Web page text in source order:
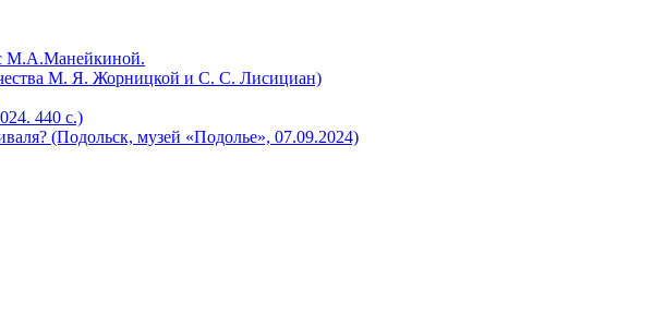
М.А.Манейкиной.
М. Я. Жорницкой и С. С. Лисициан)
440 с.)
(Подольск, музей «Подолье», 07.09.2024)